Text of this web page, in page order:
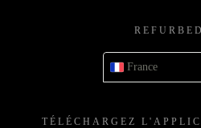
France
TÉLÉCHARGEZ